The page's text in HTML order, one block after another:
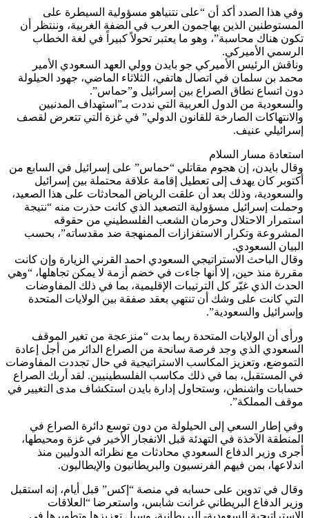
وفي هذا الصدد أكد أن “على نتنياهو مسؤولية السيطرة على
المستوطنين الذين يهاجمون العرب في الضفة الغربية، وننتظر أن
تكون هناك محاسبة”، وهو ما يعتبر تحولاً كبيراً في لغة الخطاب
الرسمي الأميركي.
وناقش الرئيس الأميركي جو بايدن وولي العهد السعودي الأمير
محمد بن سلمان في اتصال هاتفي، الثلاثاء الماضي، جهود الحيلولة
دون اتساع نطاق الصراع بين إسرائيل و”حماس”.
والسعودية من الدول العربية التي نددت بـ”استهداف المدنيين
والانتهاكات الصارخة للقانون الدولي” في غزة التي تتعرض لقصف
إسرائيلي عنيف.
استعادة مسار السلام
وقال بايدن، إن هجوم مقاتلي “حماس” على إسرائيل في السابع من
أكتوبر كان يهدف إلى تعطيل إقامة علاقة محتملة بين إسرائيل
والسعودية، وذلك بعد أن علقت الرياض المحادثات على هذا الصعيد،
وحملت إسرائيل مسؤولية التصعيد الذي كانت حذرت منه “نتيجة
استمرار الاحتلال وحرمان الشعب الفلسطيني من حقوقه
المشروعة وتكرار الاستفزازات الممنهجة ضد مقدساته”، بحسب
البيان السعودي.
وقال الباحث الاستراتيجي السعودي احمد القرني الزيارة وإن كانت
مقررة منذ حين، إلا أنها جاءت في خضم أزمة لا يمكن تجاهلها، “وهي
الحدث الذي غيّر كل الترتيبات الإقليمية، بما في ذلك المفاوضات
التي كانت على وشك أن تنتهي بعقد صفقة بين الولايات المتحدة
وإسرائيل والسعودية”.
ورأى أن الولايات المتحدة ربما بدت “منزعجة من تغير الموقف
السعودي الذي وجد فرصة سانحة من الصراع الدائر من أجل إعادة
التموضع، وتعزيز المكاسب الاستراتيجية في حال تجددت المفاوضات
في المستقبل، بما في ذلك مكاسب الفلسطينيين. لقد أربك الصراع
حسابات واشنطن، وستحاول إدارة بايدن استكشاف مدى التغيير في
موقف المملكة”.
وفي إطار السعي إلى الحيلولة من دون توسع دائرة الصراع في
المنطقة الآخذة في التهدئة قبل الانفجار الأخير في غزة ومحيطها،
أجرى وزير الدفاع السعودي محادثات مع نظرائه الدوليين منذ
اندلاعها، بمن فيهم الفرنسيون والبريطانيون والإيطاليون.
وقال في تدوين على حسابه في منصة “إكس” قبل أيام، إنه استقبل
وزير الدفاع البريطاني غرانت شابس، واستعرضا “العلاقات